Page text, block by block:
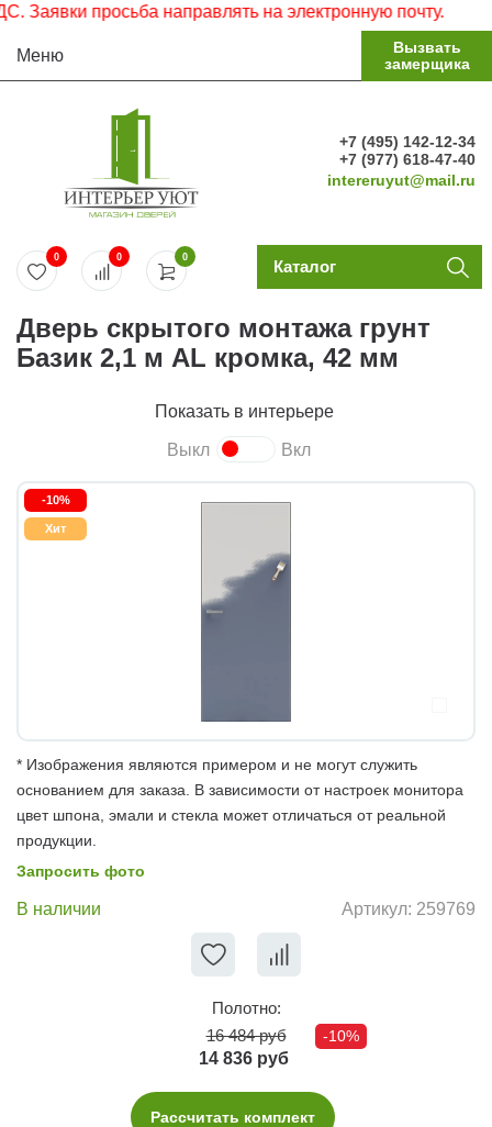
просьба направлять на электронную почту.
Меню
Вызвать
замерщика
+7 (495) 142-12-34
+7 (977) 618-47-40
intereruyut@mail.ru
0
0 0 Каталог
Дверь скрытого монтажа грунт
Базик 2,1 м AL кромка, 42 мм
Показать в интерьере
Выкл Вкл
-10%
Хит
* Изображения являются примером и не могут служить
основанием для заказа. В зависимости от настроек монитора
цвет шпона, эмали и стекла может отличаться от реальной
продукции.
Запросить фото
В наличии Артикул: 259769
Полотно:
16 484 руб
-10%
14 836 руб
Рассчитать комплект